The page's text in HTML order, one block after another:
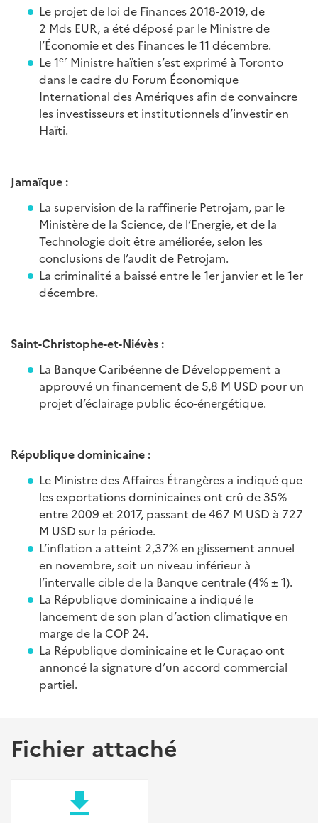
Le projet de loi de Finances 2018-2019, de
2 Mds EUR, a été déposé par le Ministre de
l’Économie et des Finances le 11 décembre.
Le 1er Ministre haïtien s’est exprimé à Toronto
dans le cadre du Forum Économique
International des Amériques afin de convaincre
les investisseurs et institutionnels d’investir en
Haïti.
Jamaïque :
La supervision de la raffinerie Petrojam, par le
Ministère de la Science, de l’Energie, et de la
Technologie doit être améliorée, selon les
conclusions de l’audit de Petrojam.
La criminalité a baissé entre le 1er janvier et le 1er
décembre.
Saint-Christophe-et-Niévès :
La Banque Caribéenne de Développement a
approuvé un financement de 5,8 M USD pour un
projet d’éclairage public éco-énergétique.
République dominicaine :
Le Ministre des Affaires Étrangères a indiqué que
les exportations dominicaines ont crû de 35%
entre 2009 et 2017, passant de 467 M USD à 727
M USD sur la période.
L’inflation a atteint 2,37% en glissement annuel
en novembre, soit un niveau inférieur à
l’intervalle cible de la Banque centrale (4% ± 1).
La République dominicaine a indiqué le
lancement de son plan d’action climatique en
marge de la COP 24.
La République dominicaine et le Curaçao ont
annoncé la signature d’un accord commercial
partiel.
Fichier attaché
file_download